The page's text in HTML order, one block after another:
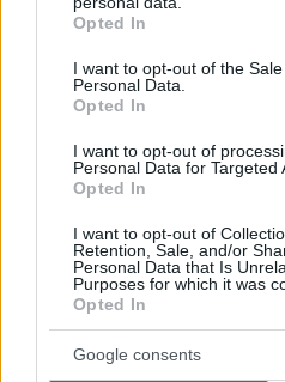
grant or deny consent to
use your data for below
consent section.
Opted In
I want to opt-out of the
Personal Data.
Opted In
I want to opt-out of
Personal Data for Targeted
Opted In
I want to opt-out of
Retention, Sale, and/or
Personal Data that Is
Purposes for which it was
Opted In
Google consents
30.000 μετανάστες
τους από τα επτά χρόνια στα
διαδικασία θα αφορά και
«Μπαίνει τάξη στην αταξία
με την εργασία» λένε τα
Μετανάστευσης και Ασύλου